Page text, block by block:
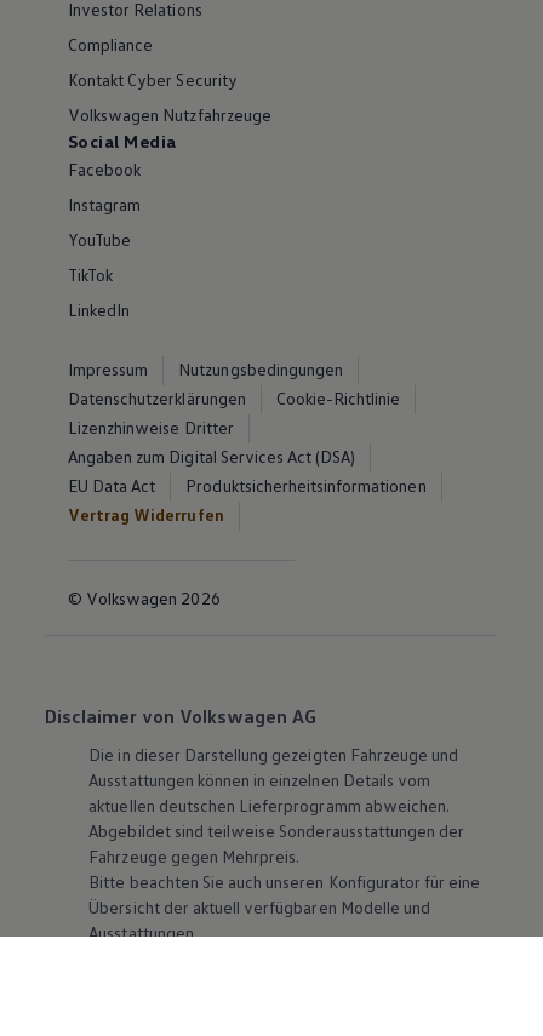
Investor Relations
Compliance
Kontakt Cyber Security
Volkswagen Nutzfahrzeuge
Social Media
Facebook
Instagram
YouTube
TikTok
LinkedIn
Impressum
Nutzungsbedingungen
Datenschutzerklärungen
Cookie-Richtlinie
Lizenzhinweise Dritter
Angaben zum Digital Services Act (DSA)
EU Data Act
Produktsicherheitsinformationen
Vertrag Widerrufen
© Volkswagen 2026
Disclaimer von Volkswagen AG
Die in dieser Darstellung gezeigten Fahrzeuge und
Ausstattungen können in einzelnen Details vom
aktuellen deutschen Lieferprogramm abweichen.
Abgebildet sind teilweise Sonderausstattungen der
Fahrzeuge gegen Mehrpreis.
Bitte beachten Sie auch unseren Konfigurator für eine
Übersicht der aktuell verfügbaren Modelle und
Ausstattungen.